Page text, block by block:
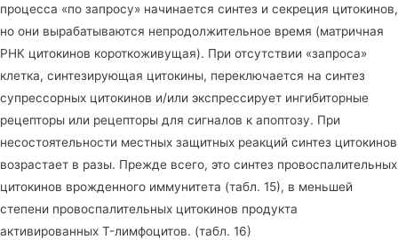
процесса «по запросу» начинается синтез и секреция цитокинов,
но они вырабатываются непродолжительное время (матричная
РНК цитокинов короткоживущая). При отсутствии «запроса»
клетка, синтезирующая цитокины, переключается на синтез
супрессорных цитокинов и/или экспрессирует ингибиторные
рецепторы или рецепторы для сигналов к апоптозу. При
несостоятельности местных защитных реакций синтез цитокинов
возрастает в разы. Прежде всего, это синтез провоспалительных
цитокинов врожденного иммунитета (табл. 15), в меньшей
степени провоспалительных цитокинов продукта
активированных T-лимфоцитов. (табл. 16)